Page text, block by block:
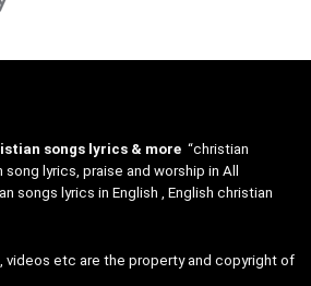
songs lyrics & more “christian
lyrics, praise and worship in All
songs lyrics in English , English christian
videos etc are the property and copyright of